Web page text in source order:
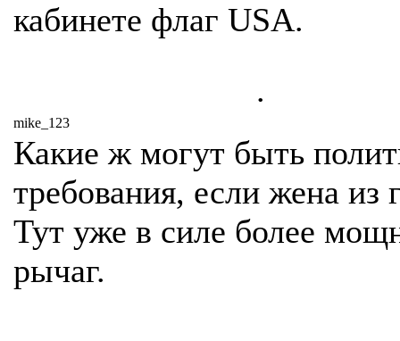
кабинете флаг USA.
.
mike_123
Какие ж могут быть
требования, если жена из
Тут уже в силе более
рычаг.